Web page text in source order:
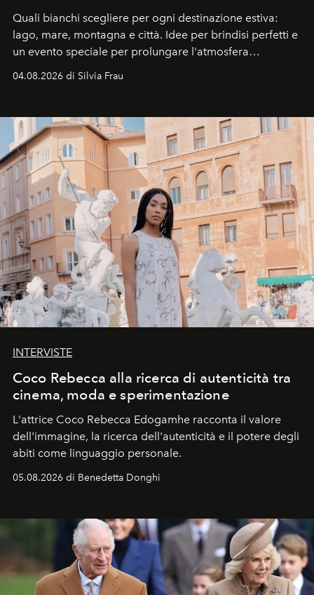
Quali bianchi scegliere per ogni destinazione estiva:
lago, mare, montagna e città. Idee per brindisi perfetti e
un evento speciale per prolungare l'atmosfera
04.08.2026 di Silvia Frau
INTERVISTE
Coco Rebecca alla ricerca di autenticità tra
cinema, moda e sperimentazione
L'attrice Coco Rebecca Edogamhe racconta il valore
dell'immagine, la ricerca dell'autenticità e il potere degli
abiti come linguaggio personale.
05.08.2026 di Benedetta Donghi